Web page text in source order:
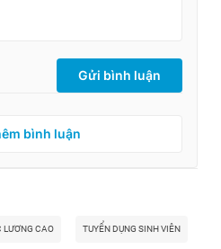
Gửi bình luận
bình luận
LƯƠNG CAO TUYỂN DỤNG SINH VIÊN